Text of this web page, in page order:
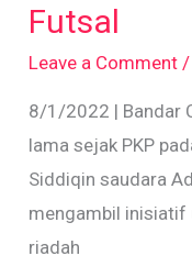
Futsal
Leave a Comment /
8/1/2022 | Bandar
lama sejak PKP
Siddiqin saudara
mengambil inisiatif
riadah
–
Badminton
dan
Futsal